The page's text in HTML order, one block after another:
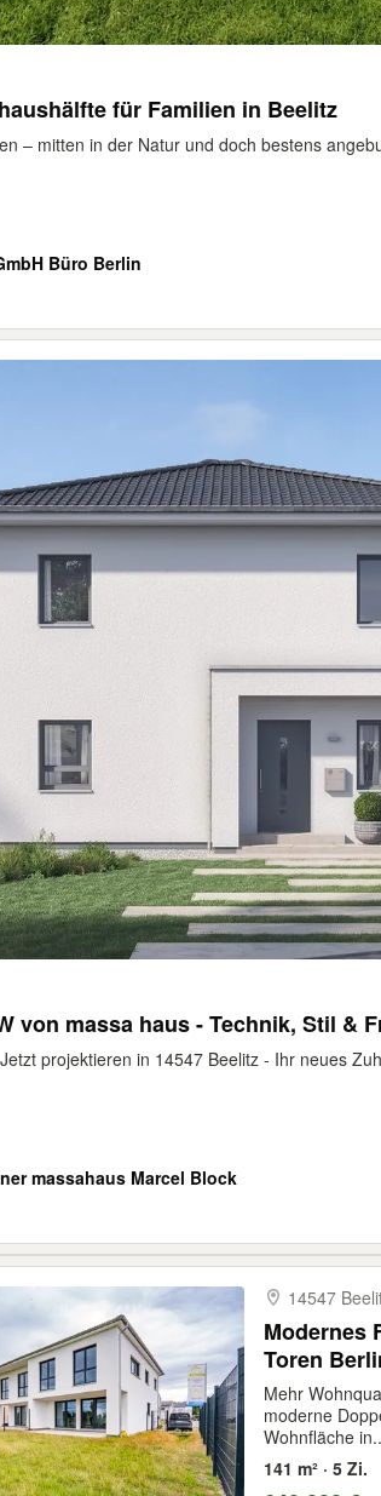
für Familien in Beelitz
– mitten in der Natur und doch bestens
Büro Berlin
von massa haus - Technik, Stil &
projektieren in 14547 Beelitz - Ihr neues
massahaus Marcel Block
14547
Modernes
Toren
Mehr
moderne
Wohnfläche
141 m² · 5 Zi.